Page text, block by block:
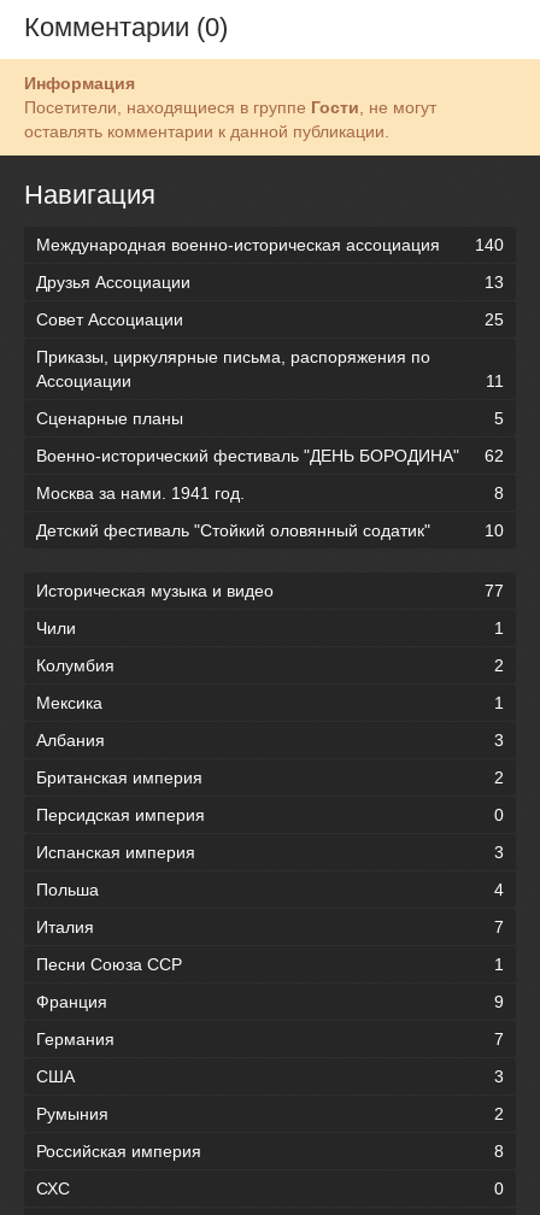
Комментарии (0)
Информация
Посетители, находящиеся в группе Гости , не могут
оставлять комментарии к данной публикации.
Навигация
Международная военно-историческая ассоциация
140
Друзья Ассоциации
13
Совет Ассоциации
25
Приказы, циркулярные письма, распоряжения по
Ассоциации
11
Сценарные планы
5
Военно-исторический фестиваль "ДЕНЬ БОРОДИНА"
62
Москва за нами. 1941 год.
8
Детский фестиваль "Стойкий оловянный содатик"
10
Историческая музыка и видео
77
Чили
1
Колумбия
2
Мексика
1
Албания
3
Британская империя
2
Персидская империя
0
Испанская империя
3
Польша
4
Италия
7
Песни Союза ССР
1
Франция
9
Германия
7
США
3
Румыния
2
Российская империя
8
СХС
0